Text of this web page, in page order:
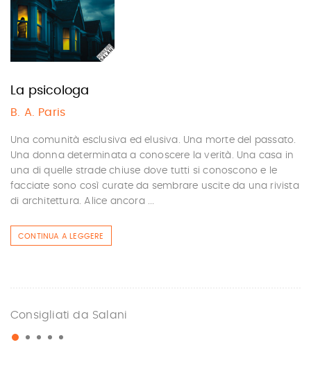
La psicologa
B. A. Paris
Una comunità esclusiva ed elusiva. Una morte del passato.
Una donna determinata a conoscere la verità. Una casa in
una di quelle strade chiuse dove tutti si conoscono e le
facciate sono così curate da sembrare uscite da una rivista
di architettura. Alice ancora ...
CONTINUA A LEGGERE
Consigliati da Salani